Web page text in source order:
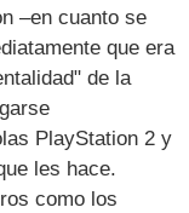
–en cuanto se
que era
de la
PlayStation 2 y
les hace.
como los